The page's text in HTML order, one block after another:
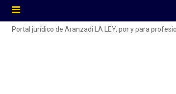
Portal jurídico de Aranzadi LA LEY, por y para